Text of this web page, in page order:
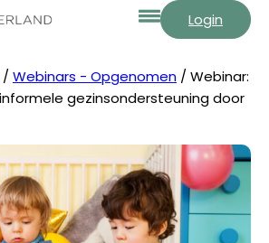
Login
/ Webinars - Opgenomen / Webinar:
gezinsondersteuning door